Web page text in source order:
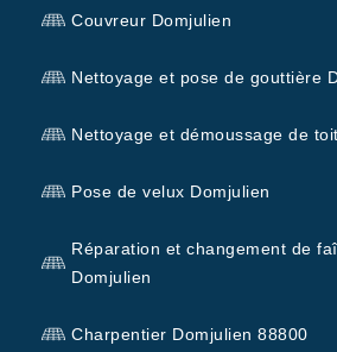
Couvreur Domjulien
Nettoyage et pose de gouttière
Nettoyage et démoussage de
Pose de velux Domjulien
Réparation et changement de
Domjulien
Charpentier Domjulien 88800